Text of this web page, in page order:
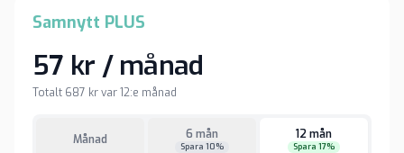
Samnytt PLUS
57 kr / månad
Totalt 687 kr var 12:e månad
Månad 6 mån
Spara 10%
12 mån
Spara 17%